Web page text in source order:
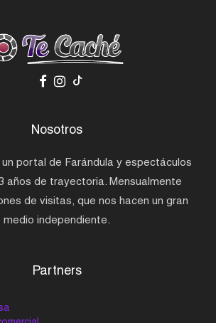
Nosotros
un portal de Farándula y espectáculos
años de trayectoria. Mensualmente
de visitas, que nos hacen un gran
medio independiente.
Partners